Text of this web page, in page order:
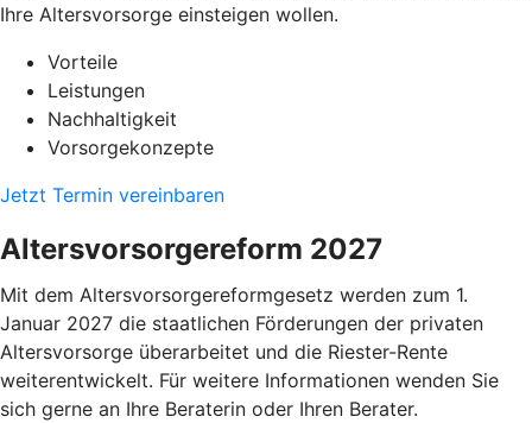
Ihre Altersvorsorge einsteigen wollen.
Vorteile
Leistungen
Nachhaltigkeit
Vorsorgekonzepte
Jetzt Termin vereinbaren
Altersvorsorgereform 2027
Mit dem Altersvorsorgereformgesetz werden zum 1.
Januar 2027 die staatlichen Förderungen der privaten
Altersvorsorge überarbeitet und die Riester-Rente
weiterentwickelt. Für weitere Informationen wenden Sie
sich gerne an Ihre Beraterin oder Ihren Berater.